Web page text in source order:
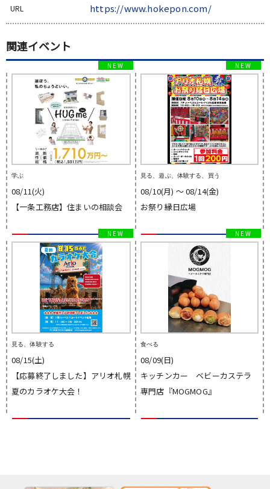
URL https://www.hokepon.com/
関連イベント
学ぶ
08/11(火)
【一条工務店】住まいの相談会
見る、遊ぶ、体験する、買う
08/10(月) 〜 08/14(金)
お祭り縁日広場
見る、体験する
08/15(土)
【応募終了しました】アリオ札幌
夏のカラオケ大会！
食べる
08/09(日)
キッチンカー ベビーカステラ
専門店『MOGMOG』